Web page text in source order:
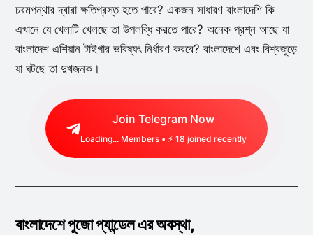
চরমপন্থার দ্বারা ক্ষতিগ্রস্ত হতে পারে? একজন সাধারণ বাংলাদেশি কি
এখানে যে খেলাটি খেলছে তা উপলব্ধি করতে পারে? অনেক প্রশ্ন আছে যা
বাংলাদেশ এশিয়ান টাইগার ভবিষ্যৎ নির্ধারণ করবে? বাংলাদেশে এবং বিশ্বজুড়ে
যা ঘটছে তা দুখজনক।
Join Telegram Now
Loading... Members • ⚡ 18 joined recently
বাংলাদেশে পুজো প্যান্ডেল এর অবস্থা,